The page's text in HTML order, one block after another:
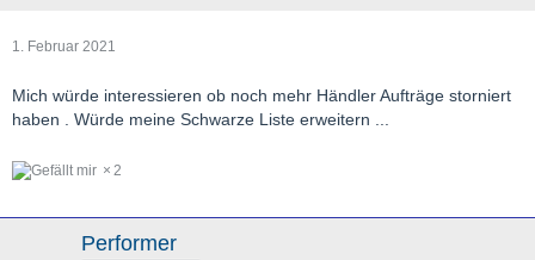
1. Februar 2021
Mich würde interessieren ob noch mehr Händler Aufträge storniert
haben . Würde meine Schwarze Liste erweitern ...
2
Performer